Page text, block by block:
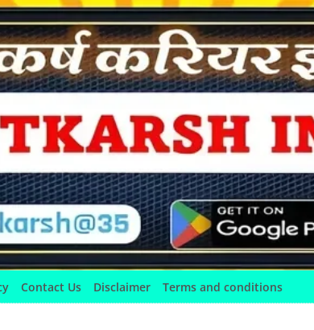
Contact Us Disclaimer Terms and conditions